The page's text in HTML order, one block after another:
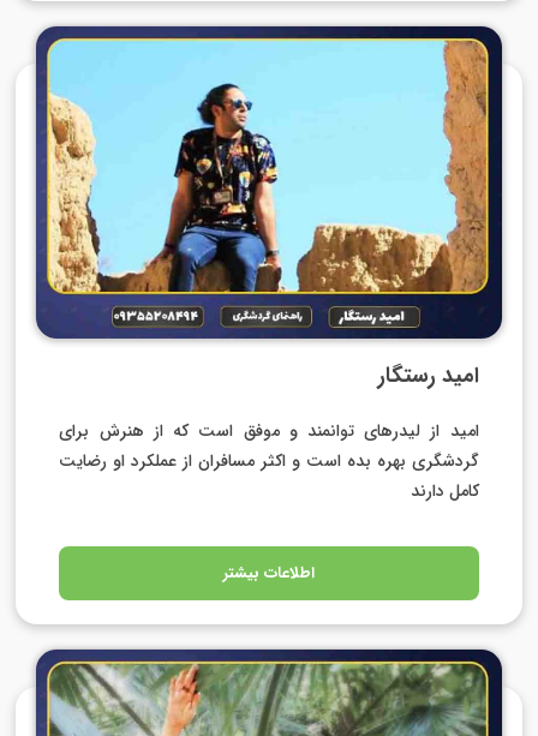
امید رستگار
امید از لیدرهای توانمند و موفق است که از هنرش برای
گردشگری بهره بده است و اکثر مسافران از عملکرد او رضایت
کامل دارند
اطلاعات بیشتر